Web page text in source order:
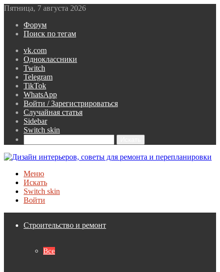
Пятница, 7 августа 2026
Форум
Поиск по тегам
vk.com
Одноклассники
Twitch
Telegram
TikTok
WhatsApp
Войти / Зарегистрироваться
Случайная статья
Sidebar
Switch skin
Меню
Искать
Switch skin
Войти
Строительство и ремонт
Все